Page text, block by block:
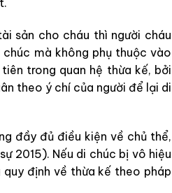
sản cho cháu thì người cháu
mà không phụ thuộc vào
trong quan hệ thừa kế, bởi
theo ý chí của người để lại di
đầy đủ điều kiện về chủ thể,
2015). Nếu di chúc bị vô hiệu
quy định về thừa kế theo pháp